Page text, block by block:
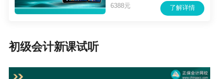
卷6+6、历年真题、思维导图
临考抢分试卷6+6、历年真题、思维导图
4大备考阶段：预习阶段（零基础入门）+基础阶段（梦1基
了解详情
6388元
初级会计新课试听